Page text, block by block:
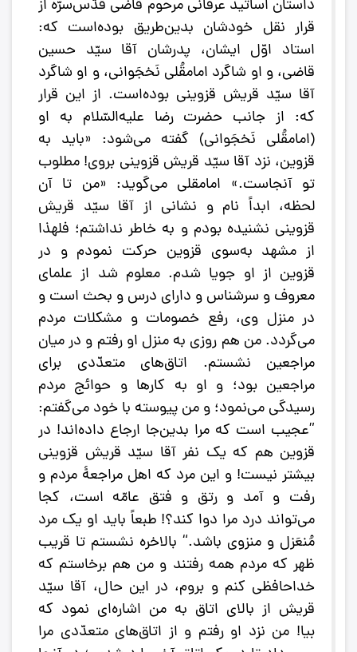
داستان اساتید عرفانی مرحوم قاضی قدّس‌سرّه از
قرار نقل خودشان بدین‌طریق بوده‌‌است که:
استاد اوّل ایشان، پدرشان آقا سیّد حسین
قاضی، و او شاگرد امامقُلی نَخجَوانی، و او شاگرد
آقا سیّد قریش قزوینی بوده‌است. از این قرار
که: از جانب حضرت رضا علیه‌السّلام به او
(امامقُلی نَخجَوانی) گفته می‌شود: «باید به
قزوین، نزد آقا سیّد قریش قزوینی بروی! مطلوب
تو آنجاست.» امامقلی می‌گوید: «من تا آن
لحظه، ابداً نام و نشانی از آقا سیّد قریش
قزوینی نشنیده بودم و به خاطر نداشتم؛ فلهذا
از مشهد به‌سوی قزوین حرکت نمودم و در
قزوین از او جویا شدم. معلوم شد از علمای
معروف و سرشناس و دارای درس و بحث است و
در منزل وی، رفع خصومات و مشکلات مردم
می‌گردد. من هم روزی به منزل او رفتم و در میان
مراجعین نشستم. اتاق‌های متعدّدی برای
مراجعین بود؛ و او به کارها و حوائج مردم
رسیدگی می‌نمود؛ و من پیوسته با خود می‌گفتم:
”عجیب است که مرا بدین‌جا ارجاع داده‌اند! در
قزوین هم که یک نفر آقا سیّد قریش قزوینی
بیشتر نیست! و این مرد که اهل مراجعۀ مردم و
رفت و آمد و رتق و فتق عامّه است، کجا
می‌تواند درد مرا دوا کند؟! طبعاً باید او یک مرد
مُنعَزل و منزوی باشد.“ بالاخره نشستم تا قریب
ظهر که مردم همه رفتند و من هم برخاستم که
خداحافظی کنم و بروم، در این حال، آقا سیّد
قریش از بالای اتاق به من اشاره‌ای نمود که
بیا! من نزد او رفتم و از اتاق‌های متعدّدی مرا